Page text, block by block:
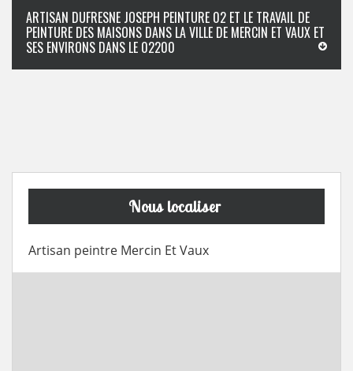
ARTISAN DUFRESNE JOSEPH PEINTURE 02 ET LE TRAVAIL DE
PEINTURE DES MAISONS DANS LA VILLE DE MERCIN ET VAUX ET
SES ENVIRONS DANS LE 02200
Nous localiser
Artisan peintre Mercin Et Vaux